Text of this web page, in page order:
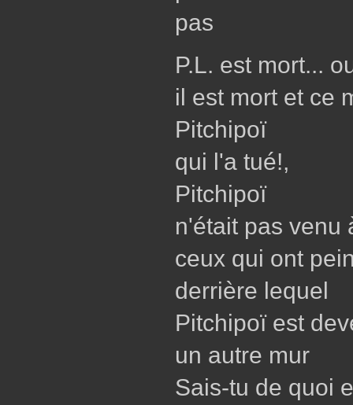
pas
P.L. est mort...
il est mort et ce
Pitchipoï
qui l'a tué!,
Pitchipoï
n'était pas venu
ceux qui ont
derrière lequel
Pitchipoï est
un autre mur
Sais-tu de quoi